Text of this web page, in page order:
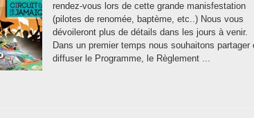
rendez-vous lors de cette grande manisfestation
(pilotes de renomée, baptème, etc..) Nous vous
dévoileront plus de détails dans les jours à venir.
Dans un premier temps nous souhaitons partager
diffuser le Programme, le Règlement ...